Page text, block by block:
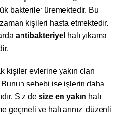
bakteriler üremektedir. Bu
kişileri hasta etmektedir.
antibakteriyel halı yıkama
kişiler evlerine yakın olan
Bunun sebebi ise işlerin daha
Siz de size en yakın halı
geçmeli ve halılarınızı düzenli